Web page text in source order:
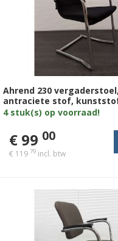
Ahrend 230 vergaderstoel,
antraciete stof,
afwerking armleuning,
rug, chroom slede
4 stuk(s) op voorraad!
€ 99 00
€ 119 79 incl. btw